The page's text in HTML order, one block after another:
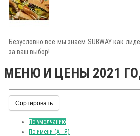
Безусловно все мы знаем SUBWAY как
за ваш выбор!
МЕНЮ И ЦЕНЫ 2021
Сортировать
По умолчанию
По имени (A - Я)